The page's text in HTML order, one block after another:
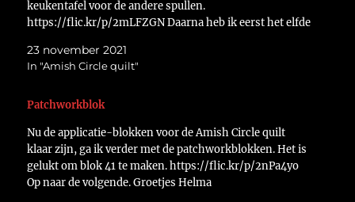
keukentafel voor de andere spullen.
https://flic.kr/p/2mLFZGN Daarna heb ik eerst het elfde
quilt winkel zag er voor mijn actie zo uit.
https://flic.kr/p/2mLEysA In…
23 november 2021
In "Amish Circle quilt"
Patchworkblok
Nu de applicatie-blokken voor de Amish Circle quilt
klaar zijn, ga ik verder met de patchworkblokken. Het is
gelukt om blok 41 te maken. https://flic.kr/p/2nPa4yo
Op naar de volgende. Groetjes Helma